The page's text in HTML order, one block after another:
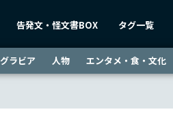
告発文・怪文書BOX タグ一覧
グラビア 人物 エンタメ・食・文化